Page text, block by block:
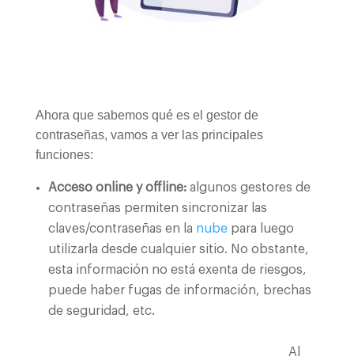
Ahora que sabemos qué es el gestor de
contraseñas, vamos a ver las principales
funciones:
Acceso online y offline:algunos gestores de
contraseñas permiten sincronizar las
claves/contraseñas en la nubepara luego
utilizarla desde cualquier sitio. No obstante,
esta información no está exenta de riesgos,
puede haber fugas de información, brechas
de seguridad, etc.
Al